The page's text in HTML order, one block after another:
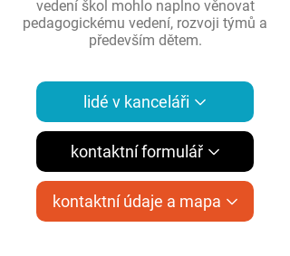
vedení škol mohlo naplno věnovat
pedagogickému vedení, rozvoji týmů a
především dětem.
lidé v kanceláři
kontaktní formulář
kontaktní údaje a mapa